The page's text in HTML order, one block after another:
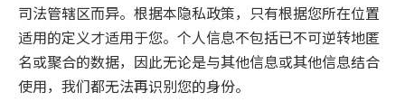
司法管辖区而异。根据本隐私政策，只有根据您所在位置
适用的定义才适用于您。个人信息不包括已不可逆转地匿
名或聚合的数据，因此无论是与其他信息或其他信息结合
使用，我们都无法再识别您的身份。